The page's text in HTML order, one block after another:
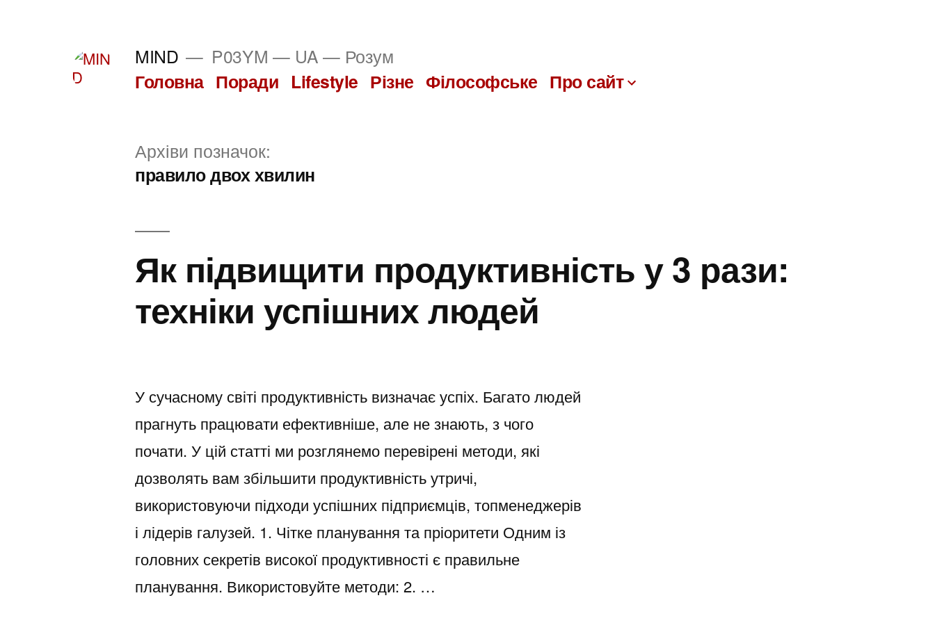
MIND P03YM — UA — Розум
Головна Поради Lifestyle Різне Філософське Про сайт
Архіви позначок:
правило двох хвилин
Як підвищити продуктивність у 3 рази:
техніки успішних людей
У сучасному світі продуктивність визначає успіх. Багато людей
прагнуть працювати ефективніше, але не знають, з чого
почати. У цій статті ми розглянемо перевірені методи, які
дозволять вам збільшити продуктивність утричі,
використовуючи підходи успішних підприємців, топменеджерів
і лідерів галузей. 1. Чітке планування та пріоритети Одним із
головних секретів високої продуктивності є правильне
планування. Використовуйте методи: 2. …